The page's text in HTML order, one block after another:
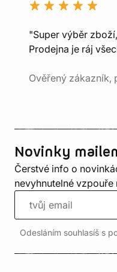
"Super výběr
Prodejna je ráj
Ověřený zákazník,
Novinky
Čerstvé info o
nevyhnutelné vzpouře
Odesláním souhlasíš s